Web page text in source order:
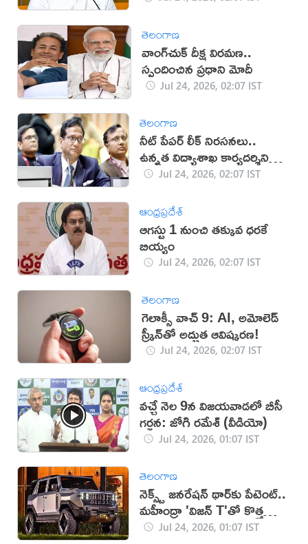
తెలంగాణ
వాంగ్‌చుక్ దీక్ష విరమణ..
స్పందించిన ప్రధాని మోదీ
Jul 24, 2026, 02:07 IST
తెలంగాణ
నీట్ పేపర్ లీక్ నిరసనలు..
ఉన్నత విద్యాశాఖ కార్యదర్శిని
తొలగించిన కేంద్రం
Jul 24, 2026, 02:07 IST
ఆంధ్రప్రదేశ్
ఆగస్టు 1 నుంచి తక్కువ ధరకే
బియ్యం
Jul 24, 2026, 02:07 IST
తెలంగాణ
గెలాక్సీ వాచ్ 9: AI, అమోలెడ్
స్క్రీన్‌తో అద్భుత ఆవిష్కరణ!
Jul 24, 2026, 02:07 IST
ఆంధ్రప్రదేశ్
వచ్చే నెల 9న విజయవాడలో బీసీ
గర్జన: జోగి రమేశ్ (వీడియో)
Jul 24, 2026, 01:07 IST
తెలంగాణ
నెక్స్ట్ జనరేషన్ థార్‌కు పేటెంట్..
మహీంద్రా 'విజన్ T'తో కొత్త
సంచలనం
Jul 24, 2026, 01:07 IST